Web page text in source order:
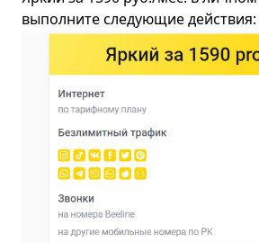
выполните следующие действия: